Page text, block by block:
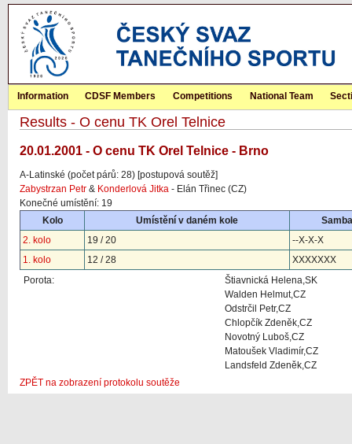
Information CDSF Members Competitions National Team
Results - O cenu TK Orel Telnice
20.01.2001 - O cenu TK Orel Telnice - Brno
A-Latinské (počet párů: 28) [postupová soutěž]
Zabystrzan Petr & Konderlová Jitka - Elán Třinec (CZ)
Konečné umístění: 19
Kolo
Umístění v daném kole
Samba
2. kolo
19 / 20
--X-X-X
1. kolo
12 / 28
XXXXXXX
Porota:
Štiavnická Helena,SK
Walden Helmut,CZ
Odstrčil Petr,CZ
Chlopčík Zdeněk,CZ
Novotný Luboš,CZ
Matoušek Vladimír,CZ
Landsfeld Zdeněk,CZ
ZPĚT na zobrazení protokolu soutěže